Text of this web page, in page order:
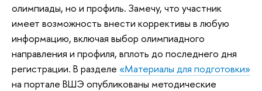
олимпиады, но и профиль. Замечу, что участник
имеет возможность внести коррективы в любую
информацию, включая выбор олимпиадного
направления и профиля, вплоть до последнего дня
регистрации. В разделе «Материалы для подготовки»
на портале ВШЭ опубликованы методические